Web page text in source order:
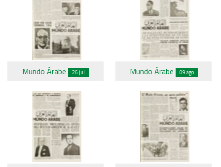
Mundo Árabe 26 jul Mundo Árabe 09 ago